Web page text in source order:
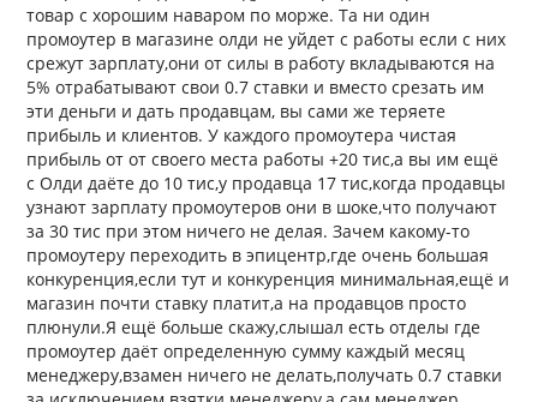
товар с хорошим наваром по морже. Та ни один
промоутер в магазине олди не уйдет с работы если с них
срежут зарплату,они от силы в работу вкладываются на
5% отрабатывают свои 0.7 ставки и вместо срезать им
эти деньги и дать продавцам, вы сами же теряете
прибыль и клиентов. У каждого промоутера чистая
прибыль от от своего места работы +20 тис,а вы им ещё
с Олди даёте до 10 тис,у продавца 17 тис,когда продавцы
узнают зарплату промоутеров они в шоке,что получают
за 30 тис при этом ничего не делая. Зачем какому-то
промоутеру переходить в эпицентр,где очень большая
конкуренция,если тут и конкуренция минимальная,ещё и
магазин почти ставку платит,а на продавцов просто
плюнули.Я ещё больше скажу,слышал есть отделы где
промоутер даёт определенную сумму каждый месяц
менеджеру,взамен ничего не делать,получать 0.7 ставки